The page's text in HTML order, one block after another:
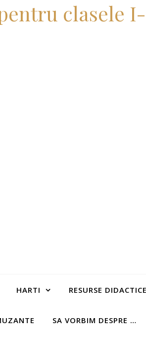
clasele
HARTI RESURSE DIDACTICE
SA VORBIM DESPRE …